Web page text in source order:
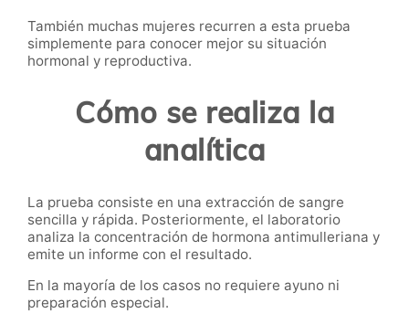
También muchas mujeres recurren a esta prueba
simplemente para conocer mejor su situación
hormonal y reproductiva.
Cómo se realiza la
analítica
La prueba consiste en una extracción de sangre
sencilla y rápida. Posteriormente, el laboratorio
analiza la concentración de hormona antimulleriana y
emite un informe con el resultado.
En la mayoría de los casos no requiere ayuno ni
preparación especial.